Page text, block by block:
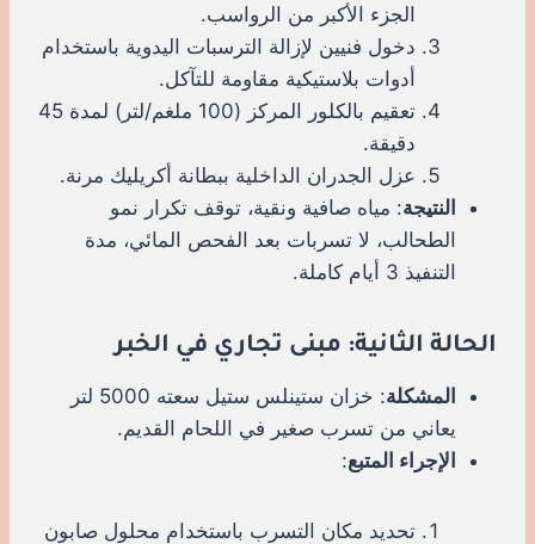
الجزء الأكبر من الرواسب.
دخول فنيين لإزالة الترسبات اليدوية باستخدام
أدوات بلاستيكية مقاومة للتآكل.
تعقيم بالكلور المركز (100 ملغم/لتر) لمدة 45
دقيقة.
عزل الجدران الداخلية ببطانة أكريليك مرنة.
النتيجة: مياه صافية ونقية، توقف تكرار نمو
الطحالب، لا تسربات بعد الفحص المائي، مدة
التنفيذ 3 أيام كاملة.
الحالة الثانية: مبنى تجاري في الخبر
المشكلة
: خزان ستينلس ستيل سعته 5000 لتر
يعاني من تسرب صغير في اللحام القديم.
الإجراء المتبع:
تحديد مكان التسرب باستخدام محلول صابون